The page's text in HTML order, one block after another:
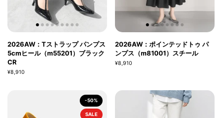
2026AW：Tストラップ パンプス
5cmヒール（m55201）ブラック
CR
¥8,910
2026AW：ポインテッドトゥ パ
ンプス（m81001）スチール
¥8,910
-50%
SALE